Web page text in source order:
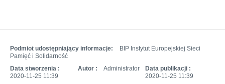
Podmiot udostępniający informacje:
BIP Instytut Europejskiej Sieci
Pamięć i Solidarność
Data stworzenia :
2020-11-25 11:39
Autor : Administrator
Data publikacji :
2020-11-25 11:39